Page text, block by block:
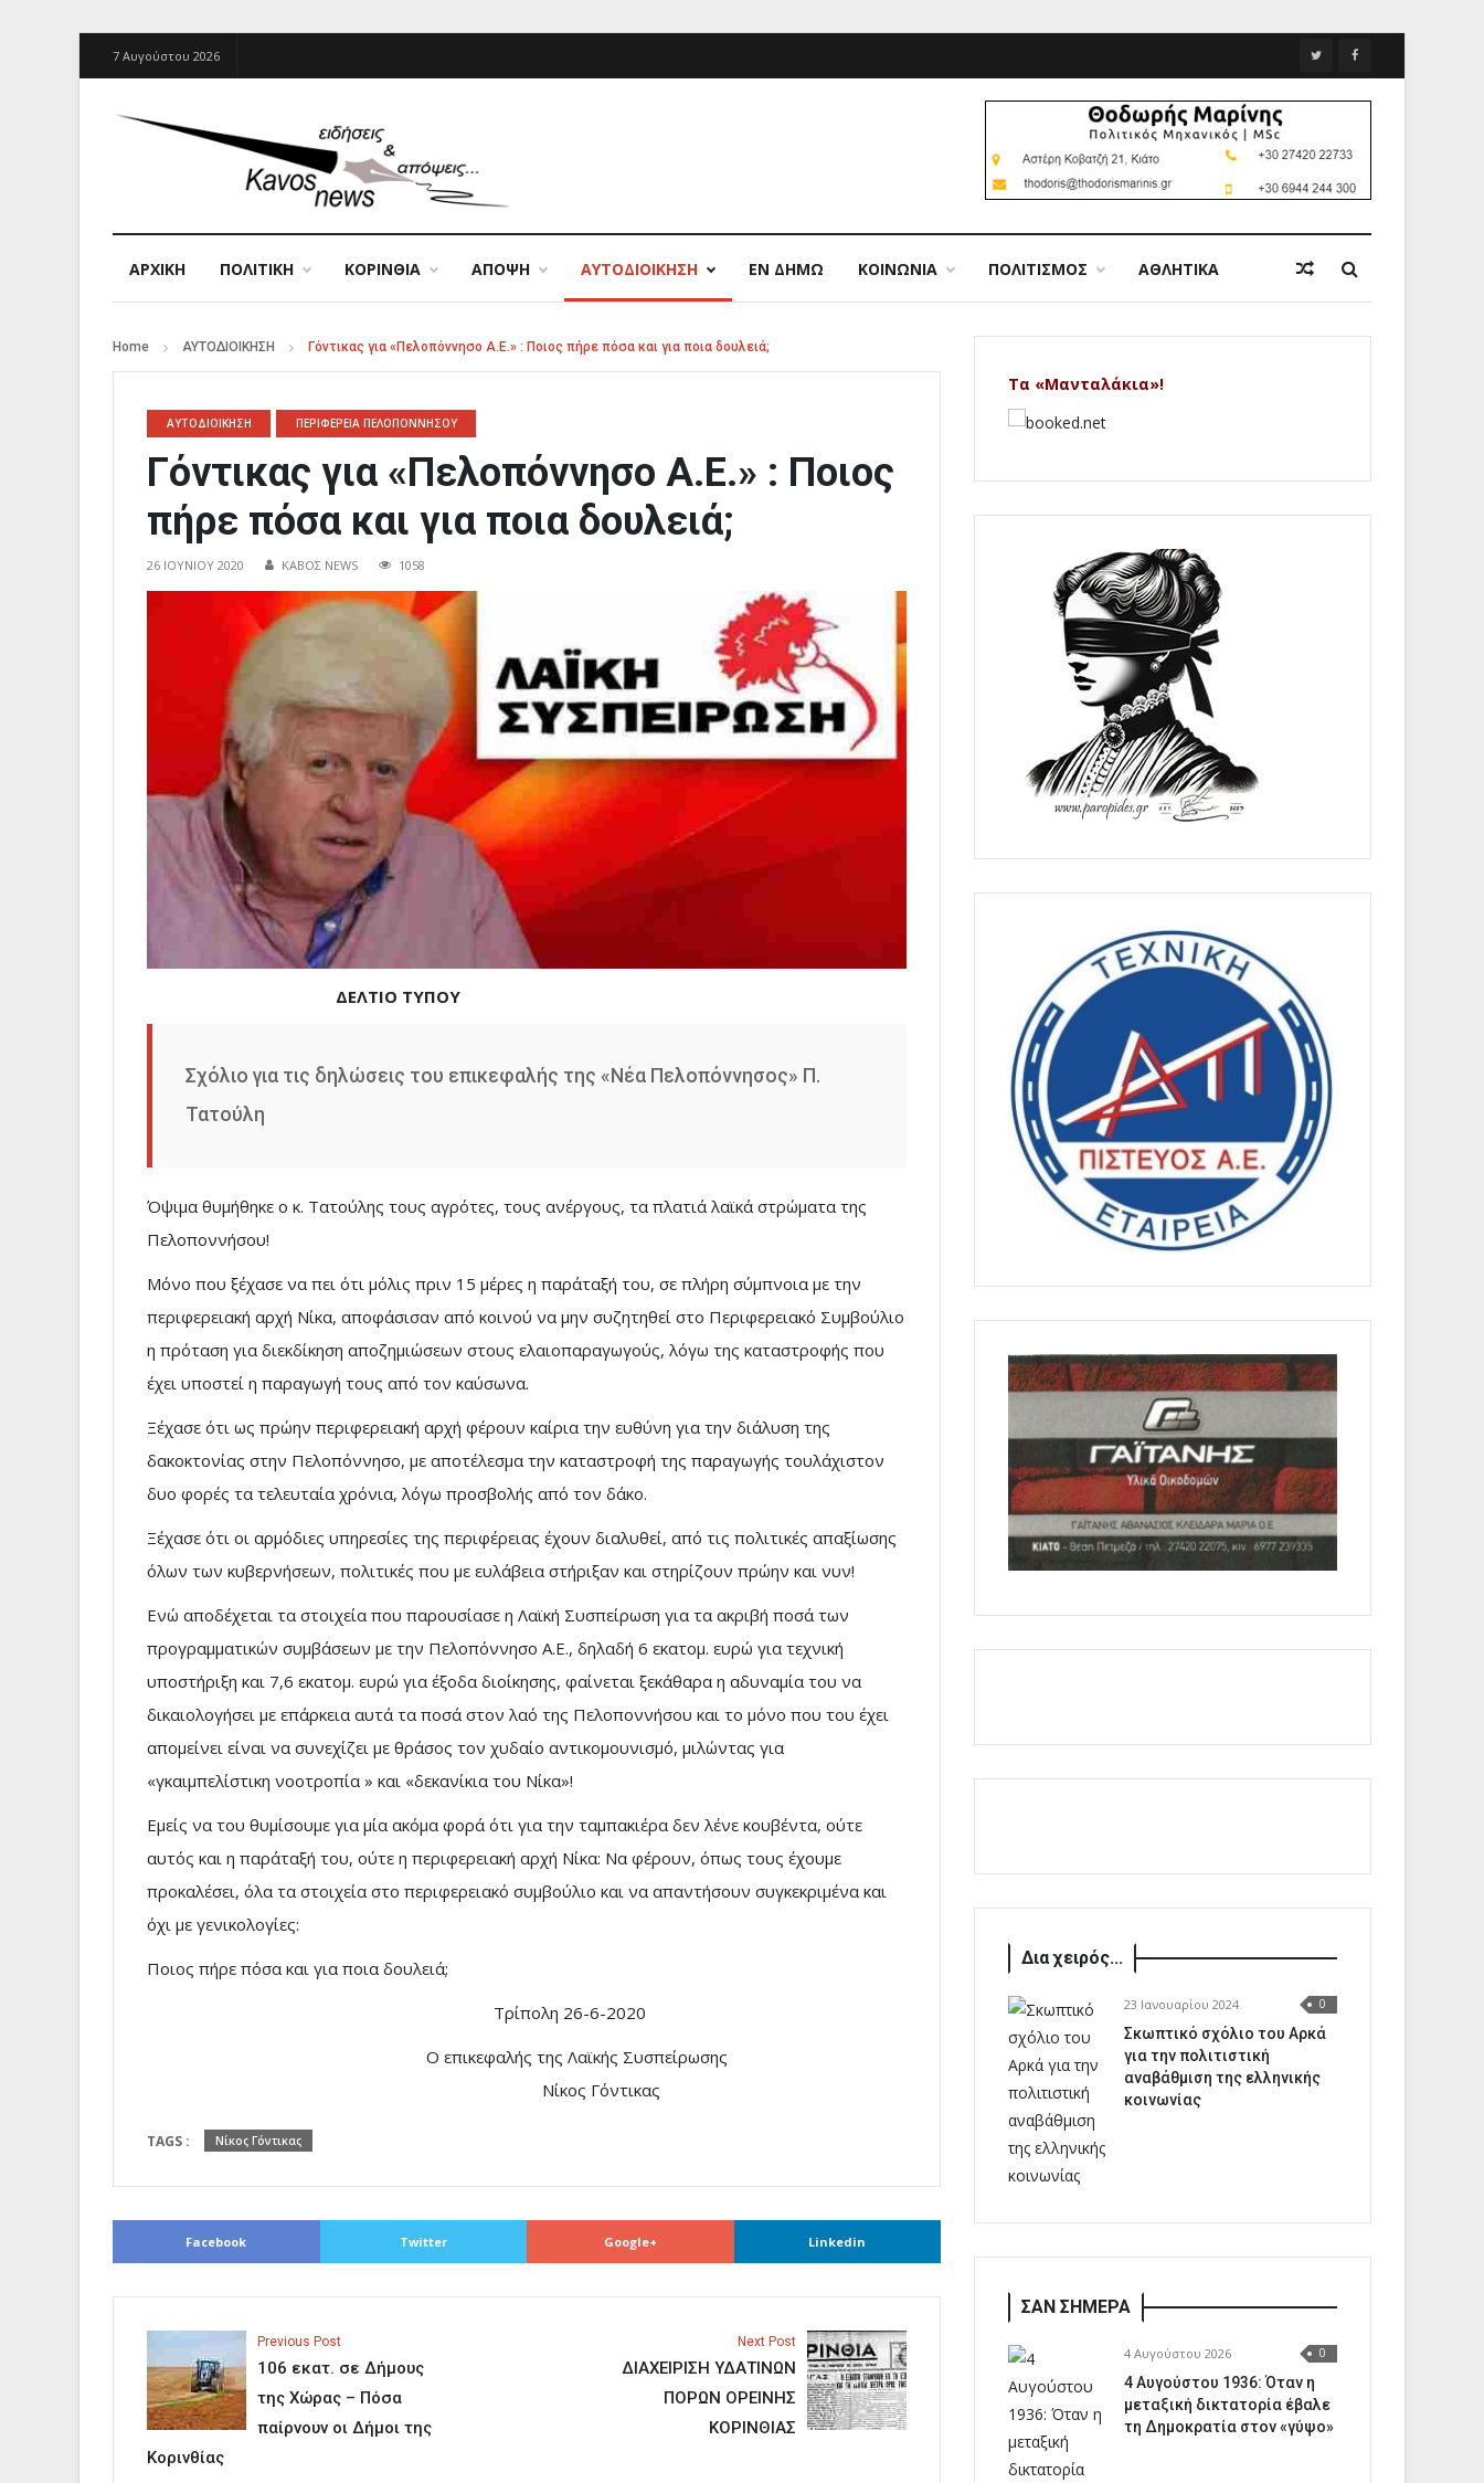
7 Αυγούστου 2026
ΑΡΧΙΚΉ ΠΟΛΙΤΙΚΗ ΚΟΡΙΝΘΙΑ ΑΠΟΨΗ ΑΥΤΟΔΙΟΙΚΗΣΗ ΕΝ ΔΗΜΩ ΚΟΙΝΩΝΙΑ ΠΟΛΙΤΙΣΜΟΣ ΑΘΛΗΤΙΚΑ
Home ΑΥΤΟΔΙΟΙΚΗΣΗ Γόντικας για «Πελοπόννησο Α.Ε.» : Ποιος πήρε πόσα και για ποια δουλειά;
ΑΥΤΟΔΙΟΙΚΗΣΗ ΠΕΡΙΦΕΡΕΙΑ ΠΕΛΟΠΟΝΝΗΣΟΥ
Γόντικας για «Πελοπόννησο Α.Ε.» : Ποιος
πήρε πόσα και για ποια δουλειά;
26 ΙΟΥΝΊΟΥ 2020 ΚΑΒΟΣ NEWS 1058
ΔΕΛΤΙΟ ΤΥΠΟΥ
Σχόλιο για τις δηλώσεις του επικεφαλής της «Νέα Πελοπόννησος» Π.
Τατούλη
Όψιμα θυμήθηκε ο κ. Τατούλης τους αγρότες, τους ανέργους, τα πλατιά λαϊκά στρώματα της
Πελοποννήσου!
Μόνο που ξέχασε να πει ότι μόλις πριν 15 μέρες η παράταξή του, σε πλήρη σύμπνοια με την
περιφερειακή αρχή Νίκα, αποφάσισαν από κοινού να μην συζητηθεί στο Περιφερειακό Συμβούλιο
η πρόταση για διεκδίκηση αποζημιώσεων στους ελαιοπαραγωγούς, λόγω της καταστροφής που
έχει υποστεί η παραγωγή τους από τον καύσωνα.
Ξέχασε ότι ως πρώην περιφερειακή αρχή φέρουν καίρια την ευθύνη για την διάλυση της
δακοκτονίας στην Πελοπόννησο, με αποτέλεσμα την καταστροφή της παραγωγής τουλάχιστον
δυο φορές τα τελευταία χρόνια, λόγω προσβολής από τον δάκο.
Ξέχασε ότι οι αρμόδιες υπηρεσίες της περιφέρειας έχουν διαλυθεί, από τις πολιτικές απαξίωσης
όλων των κυβερνήσεων, πολιτικές που με ευλάβεια στήριξαν και στηρίζουν πρώην και νυν!
Ενώ αποδέχεται τα στοιχεία που παρουσίασε η Λαϊκή Συσπείρωση για τα ακριβή ποσά των
προγραμματικών συμβάσεων με την Πελοπόννησο Α.Ε., δηλαδή 6 εκατομ. ευρώ για τεχνική
υποστήριξη και 7,6 εκατομ. ευρώ για έξοδα διοίκησης, φαίνεται ξεκάθαρα η αδυναμία του να
δικαιολογήσει με επάρκεια αυτά τα ποσά στον λαό της Πελοποννήσου και το μόνο που του έχει
απομείνει είναι να συνεχίζει με θράσος τον χυδαίο αντικομουνισμό, μιλώντας για
«γκαιμπελίστικη νοοτροπία » και «δεκανίκια του Νίκα»!
Εμείς να του θυμίσουμε για μία ακόμα φορά ότι για την ταμπακιέρα δεν λένε κουβέντα, ούτε
αυτός και η παράταξή του, ούτε η περιφερειακή αρχή Νίκα: Να φέρουν, όπως τους έχουμε
προκαλέσει, όλα τα στοιχεία στο περιφερειακό συμβούλιο και να απαντήσουν συγκεκριμένα και
όχι με γενικολογίες:
Ποιος πήρε πόσα και για ποια δουλειά;
Τρίπολη 26-6-2020
Ο επικεφαλής της Λαϊκής Συσπείρωσης
Νίκος Γόντικας
TAGS : Νίκος Γόντικας
Facebook Twitter Google+ Linkedin
Previous Post
106 εκατ. σε Δήμους
της Χώρας – Πόσα
παίρνουν οι Δήμοι της
Κορινθίας
Next Post
ΔΙΑΧΕΙΡΙΣΗ ΥΔΑΤΙΝΩΝ
ΠΟΡΩΝ ΟΡΕΙΝΗΣ
ΚΟΡΙΝΘΙΑΣ
Τα «Μανταλάκια»!
Δια χειρός...
23 Ιανουαρίου 2024 0
Σκωπτικό σχόλιο του Αρκά
για την πολιτιστική
αναβάθμιση της ελληνικής
κοινωνίας
ΣΑΝ ΣΗΜΕΡΑ
4 Αυγούστου 2026 0
4 Αυγούστου 1936: Όταν η
μεταξική δικτατορία έβαλε
τη Δημοκρατία στον «γύψο»